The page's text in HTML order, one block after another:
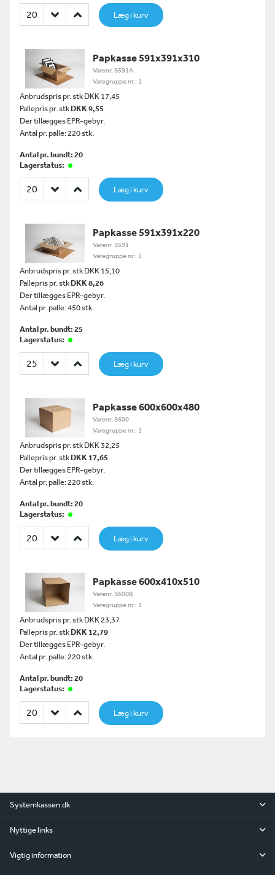
Læg i kurv
Papkasse 591x391x310
Varenr. S591A
Varegruppe nr.: 1
Anbrudspris pr. stk DKK 17,45
Pallepris pr. stkDKK 9,55
Der tillægges EPR-gebyr.
Antal pr. palle: 220 stk.
Antal pr. bundt: 20
Lagerstatus:
Læg i kurv
Papkasse 591x391x220
Varenr. S591
Varegruppe nr.: 1
Anbrudspris pr. stk DKK 15,10
Pallepris pr. stkDKK 8,26
Der tillægges EPR-gebyr.
Antal pr. palle: 450 stk.
Antal pr. bundt: 25
Lagerstatus:
Læg i kurv
Papkasse 600x600x480
Varenr. S600
Varegruppe nr.: 1
Anbrudspris pr. stk DKK 32,25
Pallepris pr. stkDKK 17,65
Der tillægges EPR-gebyr.
Antal pr. palle: 220 stk.
Antal pr. bundt: 20
Lagerstatus:
Læg i kurv
Papkasse 600x410x510
Varenr. S600B
Varegruppe nr.: 1
Anbrudspris pr. stk DKK 23,37
Pallepris pr. stkDKK 12,79
Der tillægges EPR-gebyr.
Antal pr. palle: 220 stk.
Antal pr. bundt: 20
Lagerstatus:
Læg i kurv
Systemkassen.dk
Nyttige links
Vigtig information